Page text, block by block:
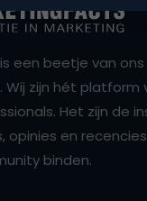
een beetje van ons
Wij zijn hét platform
Het zijn de
opinies en
binden.